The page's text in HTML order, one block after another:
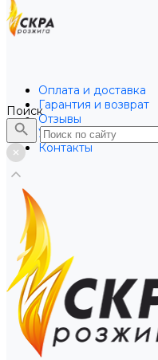
Оплата и доставка
Гарантия и возврат
Отзывы
Услуги
Контакты
Поиск